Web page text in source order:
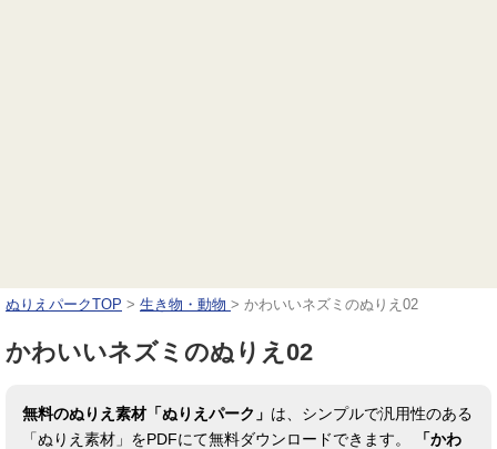
ぬりえパークTOP > 生き物・動物 > かわいいネズミのぬりえ02
かわいいネズミのぬりえ02
無料のぬりえ素材「ぬりえパーク」 は、シンプルで汎用性のある
「ぬりえ素材」をPDFにて無料ダウンロードできます。
「かわ